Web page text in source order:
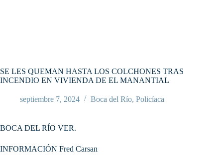
SE LES QUEMAN HASTA LOS COLCHONES TRAS
INCENDIO EN VIVIENDA DE EL MANANTIAL
septiembre 7, 2024 Boca del Río, Policíaca
BOCA DEL RÍO VER.
INFORMACIÓN Fred Carsan